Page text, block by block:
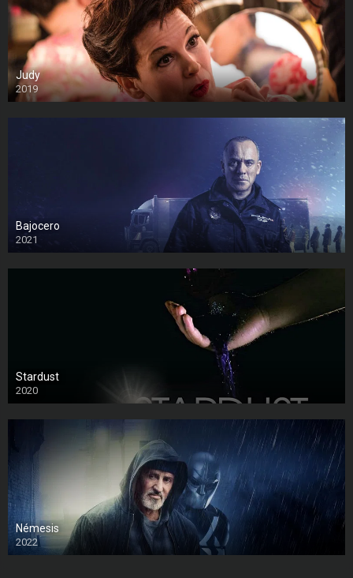
Judy
2019
Bajocero
2021
Stardust
2020
Némesis
2022